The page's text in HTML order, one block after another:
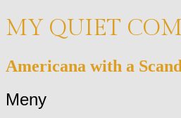
MY QUIET
Americana with a
Meny